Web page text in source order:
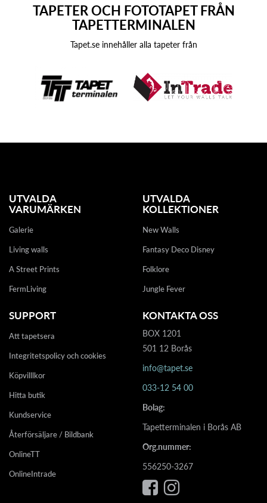
TAPETER OCH FOTOTAPET FRÅN
TAPETTERMINALEN
Tapet.se innehåller alla tapeter från
UTVALDA
VARUMÄRKEN
Galerie
Living walls
A Street Prints
FermLiving
UTVALDA
KOLLEKTIONER
New Walls
Fantasy Deco Disney
Folklore
Jungle Fever
SUPPORT
Att tapetsera
Integritetspolicy och cookies
Köpvilllkor
Hitta butik
Kundservice
Återförsäljare / Bildbank
OnlineTT
OnlineIntrade
KONTAKTA OSS
BOX 1201
501 12 Borås
info@tapet.se
033-12 54 00
Bolag:
Tapetterminalen i Borås AB
Org.nummer:
556250-3267